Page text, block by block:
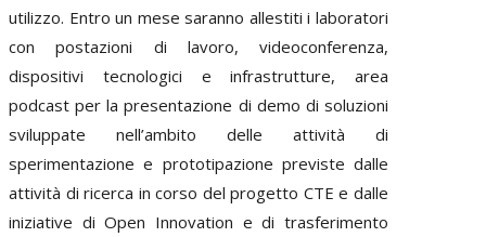
utilizzo. Entro un mese saranno allestiti i laboratori
con postazioni di lavoro, videoconferenza,
dispositivi tecnologici e infrastrutture, area
podcast per la presentazione di demo di soluzioni
sviluppate nell’ambito delle attività di
sperimentazione e prototipazione previste dalle
attività di ricerca in corso del progetto CTE e dalle
iniziative di Open Innovation e di trasferimento